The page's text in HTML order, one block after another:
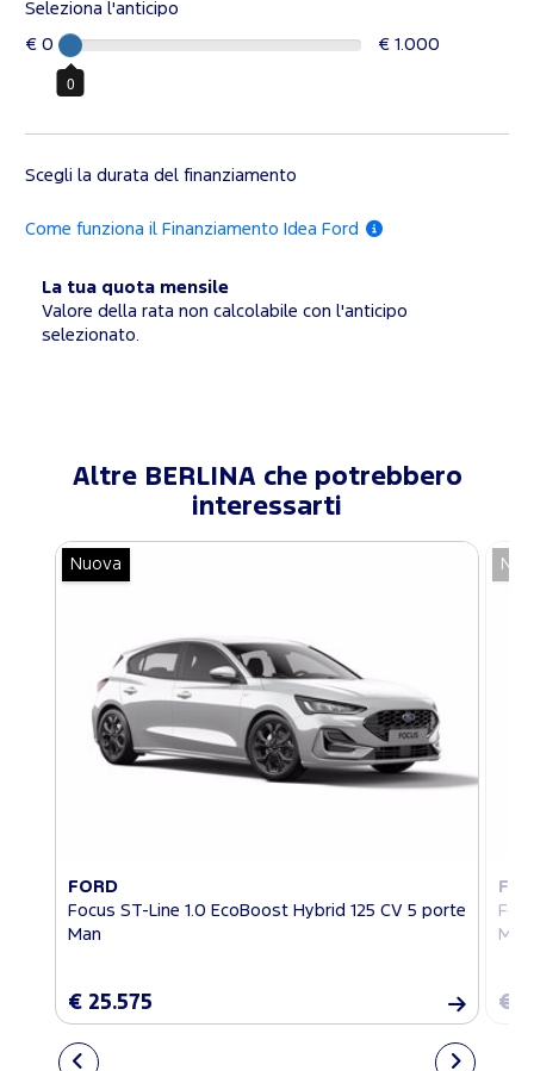
Seleziona l'anticipo
€ 0
0
€ 1.000
Scegli la durata del finanziamento
Come funziona il Finanziamento Idea Ford
La tua quota mensile
Valore della rata non calcolabile con l'anticipo
selezionato.
Altre BERLINA che potrebbero
interessarti
Nuova
FORD
Focus ST-Line 1.0 EcoBoost Hybrid 125 CV 5 porte
Man
€ 25.575
Man
€